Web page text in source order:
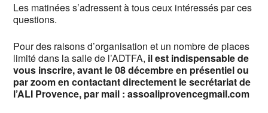
Les matinées s’adressent à tous ceux intéressés par ces
questions.
Pour des raisons d’organisation et un nombre de places
limité dans la salle de l’ADTFA, il est indispensable de
vous inscrire, avant le 08 décembre en présentiel ou
par zoom en contactant directement le secrétariat de
l’ALI Provence, par mail : assoaliprovencegmail.com